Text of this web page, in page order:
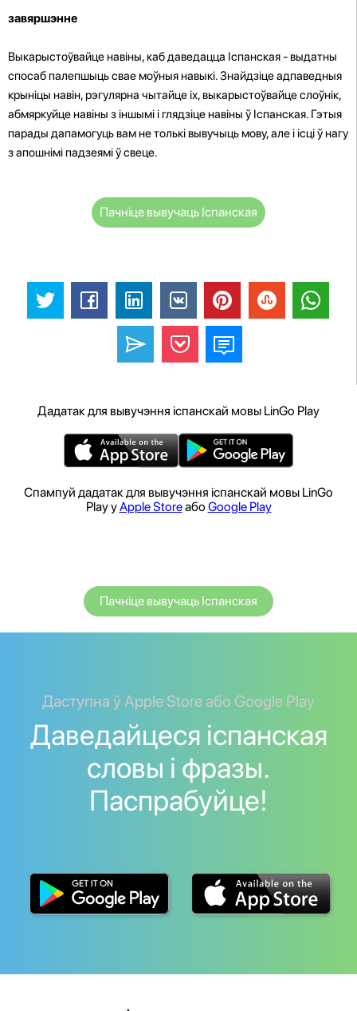
завяршэнне
Выкарыстоўвайце навіны, каб даведацца Іспанская - выдатны
спосаб палепшыць свае моўныя навыкі. Знайдзіце адпаведныя
крыніцы навін, рэгулярна чытайце іх, выкарыстоўвайце слоўнік,
абмяркуйце навіны з іншымі і глядзіце навіны ў Іспанская. Гэтыя
парады дапамогуць вам не толькі вывучыць мову, але і ісці ў нагу
з апошнімі падзеямі ў свеце.
Пачніце вывучаць Іспанская
Дадатак для вывучэння іспанскай мовы LinGo Play
Спампуй дадатак для вывучэння іспанскай мовы LinGo
Play уApple Storeабо Google Play
Пачніце вывучаць Іспанская
Даступна ў Apple Store або Google Play
Даведайцеся іспанская
словы і фразы.
Паспрабуйце!